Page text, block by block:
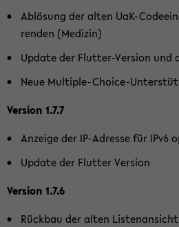
Ab­lö­sung der alten UaK-​
ren­den (Me­di­zin)
Up­date der Flutter-​Version und
Neue Multiple-​Choice-
Ver­si­on 1.7.7
An­zei­ge der IP-​Adresse für IPv6
Up­date der Flut­ter Ver­si­on
Ver­si­on 1.7.6
Rück­bau der alten